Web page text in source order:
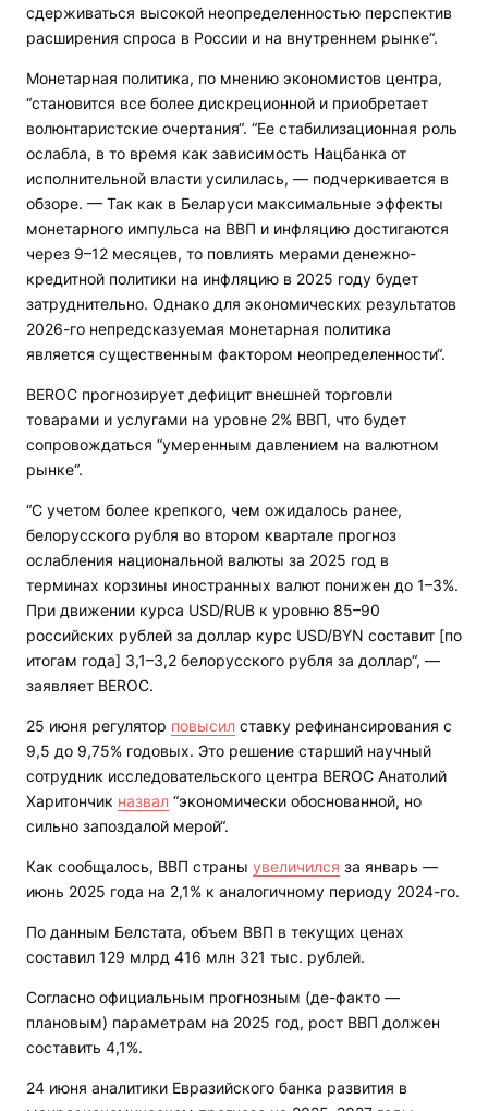
сдерживаться высокой неопределенностью перспектив
расширения спроса в России и на внутреннем рынке“.
Монетарная политика, по мнению экономистов центра,
“становится все более дискреционной и приобретает
волюнтаристские очертания“. “Ее стабилизационная роль
ослабла, в то время как зависимость Нацбанка от
исполнительной власти усилилась, — подчеркивается в
обзоре. — Так как в Беларуси максимальные эффекты
монетарного импульса на ВВП и инфляцию достигаются
через 9–12 месяцев, то повлиять мерами денежно-
кредитной политики на инфляцию в 2025 году будет
затруднительно. Однако для экономических результатов
2026-го непредсказуемая монетарная политика
является существенным фактором неопределенности“.
BEROC прогнозирует дефицит внешней торговли
товарами и услугами на уровне 2% ВВП, что будет
сопровождаться “умеренным давлением на валютном
рынке“.
“С учетом более крепкого, чем ожидалось ранее,
белорусского рубля во втором квартале прогноз
ослабления национальной валюты за 2025 год в
терминах корзины иностранных валют понижен до 1–3%.
При движении курса USD/RUB к уровню 85–90
российских рублей за доллар курс USD/BYN составит [по
итогам года] 3,1–3,2 белорусского рубля за доллар“, —
заявляет BEROC.
25 июня регулятор повысил ставку рефинансирования с
9,5 до 9,75% годовых. Это решение старший научный
сотрудник исследовательского центра BEROC Анатолий
Харитончик назвал “экономически обоснованной, но
сильно запоздалой мерой“.
Как сообщалось, ВВП страны увеличился за январь —
июнь 2025 года на 2,1% к аналогичному периоду 2024-го.
По данным Белстата, объем ВВП в текущих ценах
составил 129 млрд 416 млн 321 тыс. рублей.
Согласно официальным прогнозным (де-факто —
плановым) параметрам на 2025 год, рост ВВП должен
составить 4,1%.
24 июня аналитики Евразийского банка развития в